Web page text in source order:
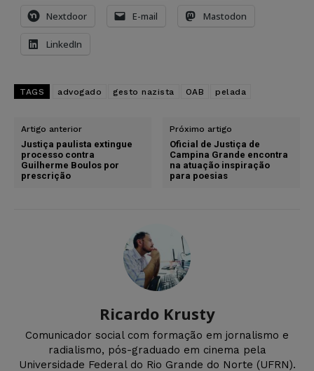
Nextdoor E-mail Mastodon
LinkedIn
TAGS advogado gesto nazista OAB pelada
Artigo anterior
Justiça paulista extingue
processo contra
Guilherme Boulos por
prescrição
Próximo artigo
Oficial de Justiça de
Campina Grande encontra
na atuação inspiração
para poesias
Ricardo Krusty
Comunicador social com formação em jornalismo e
radialismo, pós-graduado em cinema pela
Universidade Federal do Rio Grande do Norte (UFRN).